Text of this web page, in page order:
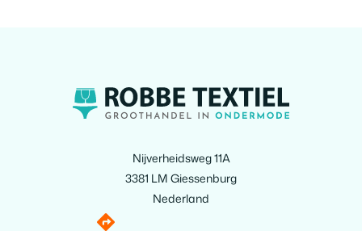
Nijverheidsweg 11A
3381 LM Giessenburg
Nederland